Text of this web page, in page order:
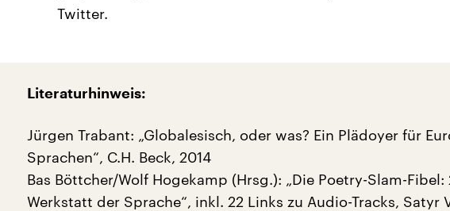
Twitter.
Literaturhinweis:
Jürgen Trabant: „Globalesisch, oder was? Ein Plädoyer für
Sprachen“, C.H. Beck, 2014
Bas Böttcher/Wolf Hogekamp (Hrsg.): „Die Poetry-Slam-Fibel:
Werkstatt der Sprache“, inkl. 22 Links zu Audio-Tracks, Satyr